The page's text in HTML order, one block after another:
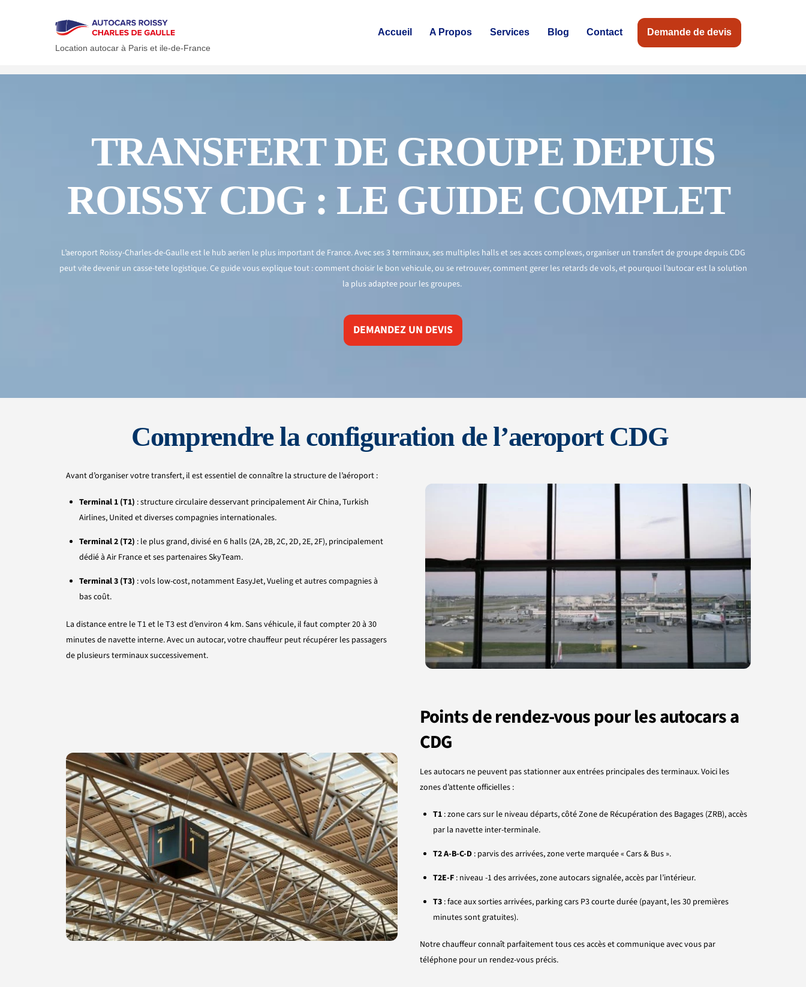
Location autocar à Paris et ile-de-France
Accueil A Propos Services Blog Contact Demande de devis
TRANSFERT DE GROUPE DEPUIS
ROISSY CDG : LE GUIDE COMPLET
L’aeroportRoissy-Charles-de-Gaulle est le hub aerien le plus important de France. Avec ses 3 terminaux, ses multiples halls et sesaccescomplexes, organiser un transfert de groupe depuis CDG
peut vite devenir un casse-tetelogistique. Ce guide vous explique tout : comment choisir le bon vehicule, ou se retrouver, comment gererles retards de vols, et pourquoi l’autocar est la solution
la plusadaptee pour les groupes.
DEMANDEZ UN DEVIS
Comprendre la configuration de l’aeroportCDG
Avant d’organiser votre transfert, il est essentiel de connaître la structure de l’aéroport :
Terminal 1 (T1) : structure circulaire desservant principalement Air China, Turkish
Airlines, United et diverses compagnies internationales.
Terminal 2 (T2) : le plus grand, divisé en 6 halls (2A, 2B, 2C, 2D, 2E, 2F), principalement
dédié à Air France et ses partenaires SkyTeam.
Terminal 3 (T3) : vols low-cost, notamment EasyJet, Vueling et autres compagnies à
bas coût.
La distance entre le T1 et le T3 est d’environ 4 km. Sans véhicule, il faut compter 20 à 30
minutes de navette interne. Avec un autocar, votre chauffeur peut récupérer les passagers
de plusieurs terminaux successivement.
Points de rendez-vous pour les autocars a
CDG
Les autocars ne peuvent pas stationner aux entrées principales des terminaux. Voici les
zones d’attente officielles :
T1: zone cars sur le niveau départs, côté Zone de Récupération des Bagages (ZRB), accès
par la navette inter-terminale.
T2 A-B-C-D: parvis des arrivées, zone verte marquée « Cars & Bus ».
T2E-F: niveau -1 des arrivées, zone autocars signalée, accès par l’intérieur.
T3: face aux sorties arrivées, parking cars P3 courte durée (payant, les 30 premières
minutes sont gratuites).
Notre chauffeur connaît parfaitement tous ces accès et communique avec vous par
téléphone pour un rendez-vous précis.